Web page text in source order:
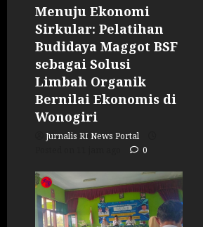
Menuju Ekonomi
Sirkular: Pelatihan
Budidaya Maggot BSF
sebagai Solusi
Limbah Organik
Bernilai Ekonomis di
Wonogiri
Jurnalis RI News Portal
0